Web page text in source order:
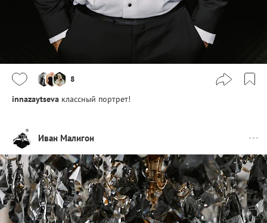
8
innazaytseva классный портрет!
Иван Малигон